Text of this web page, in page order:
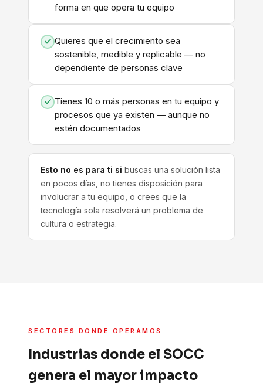
forma en que opera tu equipo
Quieres que el crecimiento sea
sostenible, medible y replicable — no
dependiente de personas clave
Tienes 10 o más personas en tu equipo y
procesos que ya existen — aunque no
estén documentados
Esto no es para ti si buscas una solución lista
en pocos días, no tienes disposición para
involucrar a tu equipo, o crees que la
tecnología sola resolverá un problema de
cultura o estrategia.
SECTORES DONDE OPERAMOS
Industrias donde el SOCC
genera el mayor impacto